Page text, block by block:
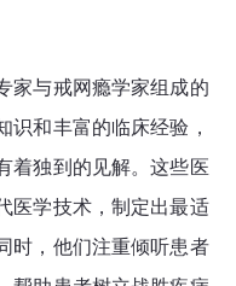
家与戒网瘾学家组成的
识和丰富的临床经验，
着独到的见解。这些医
医学技术，制定出最适
时，他们注重倾听患者